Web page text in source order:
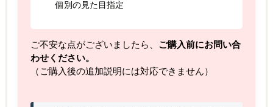
個別の見た目指定
ご不安な点がございましたら、 ご購入前にお問い合
わせください。
（ご購入後の追加説明には対応できません）